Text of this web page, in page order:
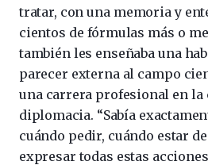
tratar, con una memoria y
cientos de fórmulas más o
también les enseñaba una
parecer externa al campo
una carrera profesional en la
diplomacia. “Sabía
cuándo pedir, cuándo estar
expresar todas estas